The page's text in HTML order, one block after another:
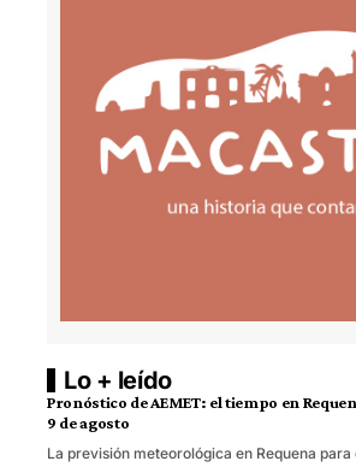
Lo + leído
Pronóstico de AEMET: el tiempo en
9 de agosto
La previsión meteorológica en Requena